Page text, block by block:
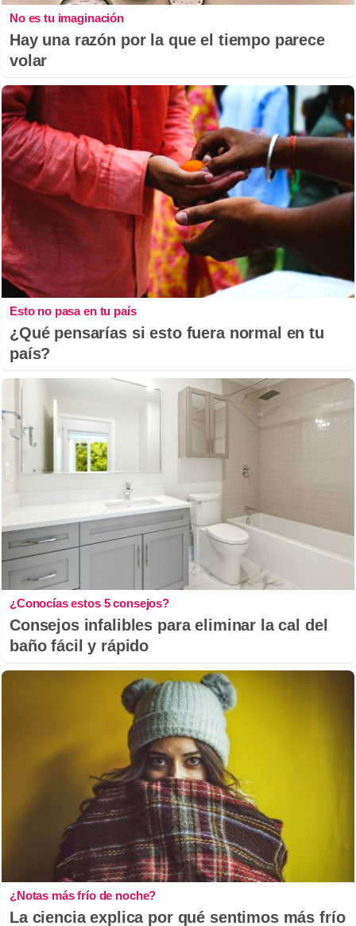
No es tu imaginación
Hay una razón por la que el tiempo parece
volar
Esto no pasa en tu país
¿Qué pensarías si esto fuera normal en tu
país?
¿Conocías estos 5 consejos?
Consejos infalibles para eliminar la cal del
baño fácil y rápido
¿Notas más frío de noche?
La ciencia explica por qué sentimos más frío